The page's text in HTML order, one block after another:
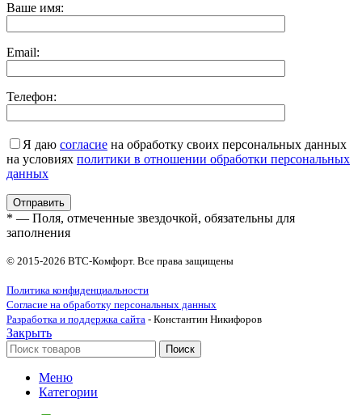
Ваше имя:
Email:
Телефон:
Я даю согласие на обработку своих персональных данных
на условиях политики в отношении обработки персональных
данных
* — Поля, отмеченные звездочкой, обязательны для
заполнения
© 2015-2026 ВТС-Комфорт. Все права защищены
Политика конфиденциальности
Согласие на обработку персональных данных
Разработка и поддержка сайта - Константин Никифоров
Закрыть
Поиск
Меню
Категории